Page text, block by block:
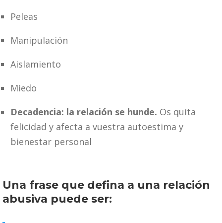
Peleas
Manipulación
Aislamiento
Miedo
Decadencia: la relación se hunde. Os quita
felicidad y afecta a vuestra autoestima y
bienestar personal
Una frase que defina a una relación
abusiva puede ser: